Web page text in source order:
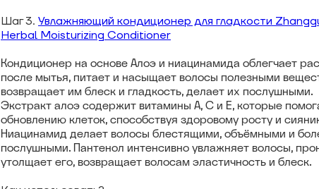
Шаг 3. Увлажняющий кондиционер для гладкости
Herbal Moisturizing Conditioner
Кондиционер на основе Алоэ и ниацинамида облегчает
после мытья, питает и насыщает волосы полезными
возвращает им блеск и гладкость, делает их послушными.
Экстракт алоэ содержит витамины A, C и E, которые
обновлению клеток, способствуя здоровому росту и
Ниацинамид делает волосы блестящими, объёмными и
послушными. Пантенол интенсивно увлажняет волосы,
утолщает его, возвращает волосам эластичность и блеск.